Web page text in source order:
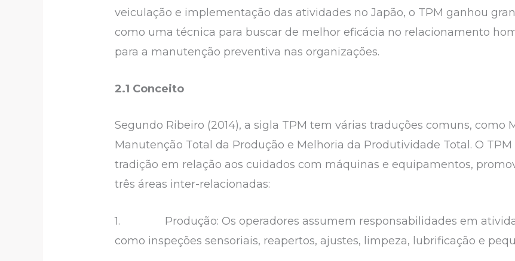
veiculação e implementação das atividades no Japão, o TPM ganhou
como uma técnica para buscar de melhor eficácia no relacionamento
para a manutenção preventiva nas organizações.
2.1 Conceito
Segundo Ribeiro (2014), a sigla TPM tem várias traduções comuns, como
Manutenção Total da Produção e Melhoria da Produtividade Total. O
tradição em relação aos cuidados com máquinas e equipamentos,
três áreas inter-relacionadas:
1. Produção: Os operadores assumem responsabilidades em
como inspeções sensoriais, reapertos, ajustes, limpeza, lubrificação e